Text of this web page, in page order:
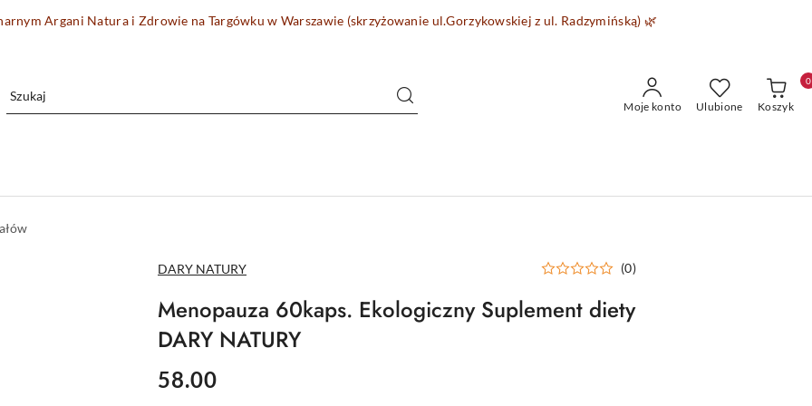
Argani Natura i Zdrowie na Targówku w Warszawie (skrzyżowanie ul.Gorzykowskiej z ul. Radzymińską) 🌿
Moje konto Ulubione Koszyk
0
NAZWA
PRODUCENTA:
DARY NATURY (0)
Menopauza 60kaps. Ekologiczny Suplement diety
DARY NATURY
cena:
58.00